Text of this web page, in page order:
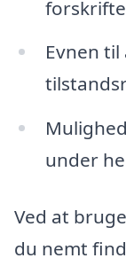
Evnen
under
Ved at
du nemt